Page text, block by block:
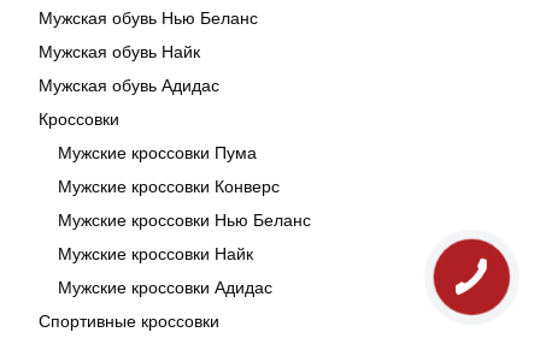
Мужская обувь Нью Беланс
Мужская обувь Найк
Мужская обувь Адидас
Кроссовки
Мужские кроссовки Пума
Мужские кроссовки Конверс
Мужские кроссовки Нью Беланс
Мужские кроссовки Найк
Мужские кроссовки Адидас
Спортивные кроссовки